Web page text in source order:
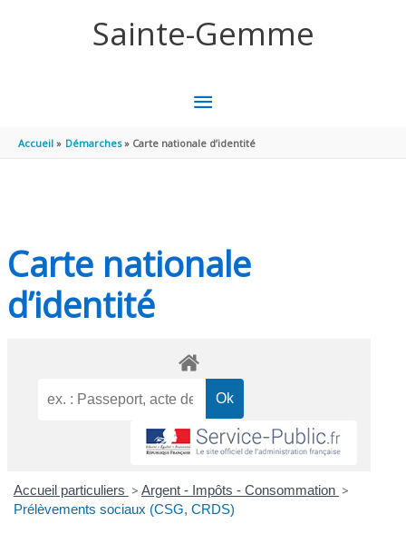
Sainte-Gemme
MENU
PRINCIPAL
Accueil Démarches Carte nationale d’identité
Carte nationale
d’identité
Accueil particuliers > Argent - Impôts - Consommation >
Prélèvements sociaux (CSG, CRDS)